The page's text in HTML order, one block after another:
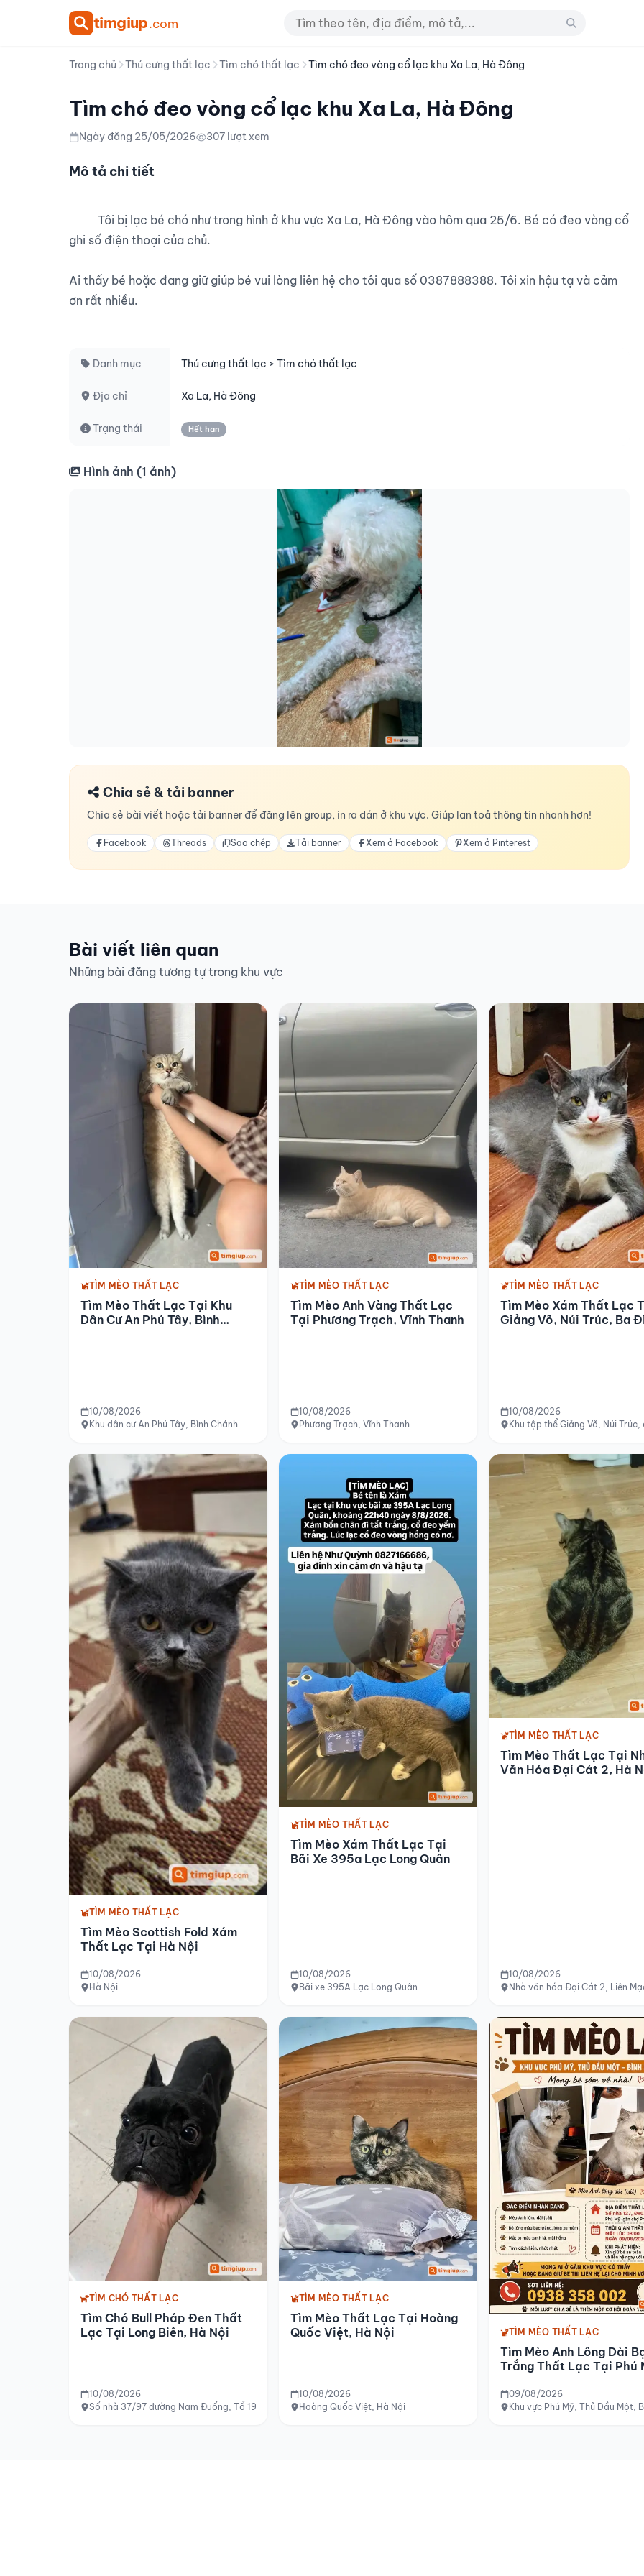
timgiup.com
Trang chủ Thú cưng thất lạc Tìm chó thất lạc Tìm chó đeo vòng cổ lạc khu Xa La, Hà Đông
Tìm chó đeo vòng cổ lạc khu Xa La, Hà Đông
Ngày đăng 25/05/2026 307 lượt xem
Mô tả chi tiết
ghi số điện thoại của chủ.
Ai thấy bé hoặc đang giữ giúp bé vui lòng liên hệ cho tôi qua số 0387888388. Tôi xin hậu tạ và cảm
ơn rất nhiều.
Danh mục Thú cưng thất lạc > Tìm chó thất lạc
Địa chỉ Xa La, Hà Đông
Trạng thái Hết hạn
Hình ảnh (1 ảnh)
Chia sẻ & tải banner
Chia sẻ bài viết hoặc tải banner để đăng lên group, in ra dán ở khu vực. Giúp lan toả thông tin nhanh hơn!
Facebook Threads Sao chép Tải banner Xem ở Facebook Xem ở Pinterest
Bài viết liên quan
Những bài đăng tương tự trong khu vực
TÌM MÈO THẤT LẠC
Tìm Mèo Thất Lạc Tại Khu
Dân Cư An Phú Tây, Bình
10/08/2026
Khu dân cư An Phú Tây, Bình Chánh
TÌM MÈO THẤT LẠC
Tìm Mèo Anh Vàng Thất Lạc
Tại Phương Trạch, Vĩnh Thanh
10/08/2026
Phương Trạch, Vĩnh Thanh
TÌM MÈO THẤT LẠC
Tìm Mèo Xám Thất Lạc
Giảng Võ, Núi Trúc, Ba
10/08/2026
Khu tập thể Giảng Võ, Núi Trúc,
TÌM MÈO THẤT LẠC
Tìm Mèo Scottish Fold Xám
Thất Lạc Tại Hà Nội
10/08/2026
Hà Nội
TÌM MÈO THẤT LẠC
Tìm Mèo Xám Thất Lạc Tại
Bãi Xe 395a Lạc Long Quân
10/08/2026
Bãi xe 395A Lạc Long Quân
TÌM MÈO THẤT LẠC
Tìm Mèo Thất Lạc Tại
Văn Hóa Đại Cát 2, Hà
10/08/2026
Nhà văn hóa Đại Cát 2, Liên
TÌM CHÓ THẤT LẠC
Tìm Chó Bull Pháp Đen Thất
Lạc Tại Long Biên, Hà Nội
10/08/2026
Số nhà 37/97 đường Nam Đuống, Tổ 19, Thượng Thanh, Long Biên, Hà Nội
TÌM MÈO THẤT LẠC
Tìm Mèo Thất Lạc Tại Hoàng
Quốc Việt, Hà Nội
10/08/2026
Hoàng Quốc Việt, Hà Nội
TÌM MÈO THẤT LẠC
Tìm Mèo Anh Lông Dài
Trắng Thất Lạc Tại Phú
09/08/2026
Khu vực Phú Mỹ, Thủ Dầu Một,